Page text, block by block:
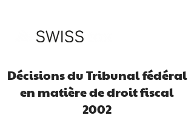
Décisions du Tribunal fédéral
en matière de droit fiscal
2002